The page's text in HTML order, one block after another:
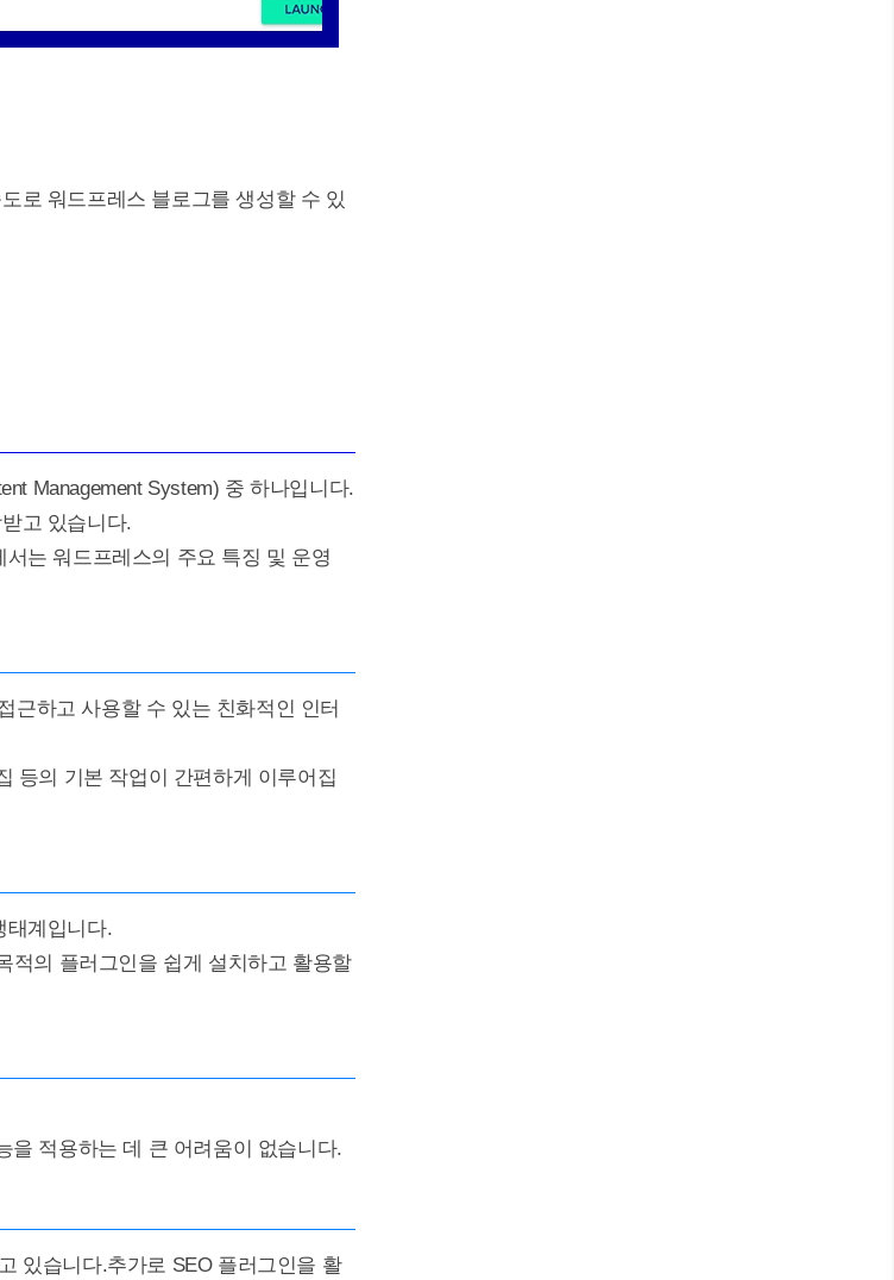
로 워드프레스 블로그를 생성할 수 있
Management System) 중 하나입니다.
고 있습니다.
는 워드프레스의 주요 특징 및 운영
근하고 사용할 수 있는 친화적인 인터
등의 기본 작업이 간편하게 이루어집
태계입니다.
적의 플러그인을 쉽게 설치하고 활용할
을 적용하는 데 큰 어려움이 없습니다.
있습니다.추가로 SEO 플러그인을 활